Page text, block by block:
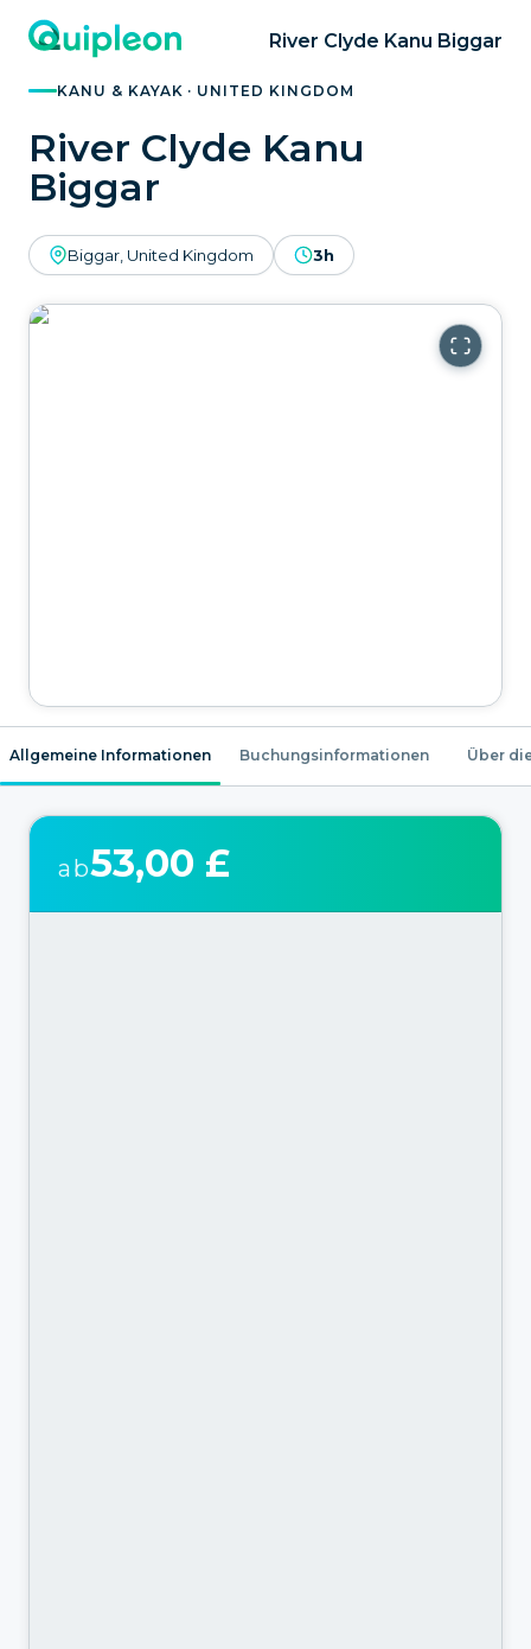
River Clyde Kanu Biggar
KANU & KAYAK · UNITED KINGDOM
River Clyde Kanu
Biggar
Biggar, United Kingdom 3h
Allgemeine Informationen Buchungsinformationen Über
ab53,00 £